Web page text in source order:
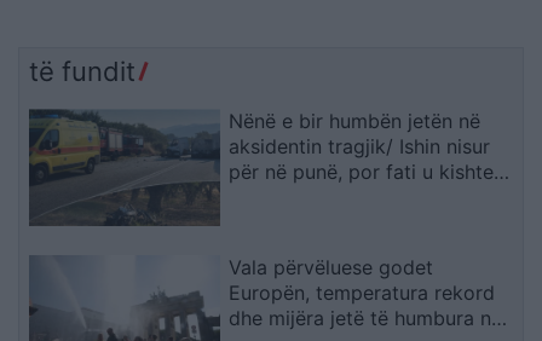
të fundit
Nënë e bir humbën jetën në
aksidentin tragjik/ Ishin nisur
për në punë, por fati u kishte
Vala përvëluese godet
Europën, temperatura rekord
dhe mijëra jetë të humbura nga